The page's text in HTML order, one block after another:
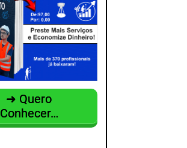
➜ Quero
Conhecer…